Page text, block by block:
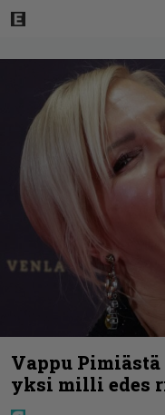
Vappu
yksi milli edes